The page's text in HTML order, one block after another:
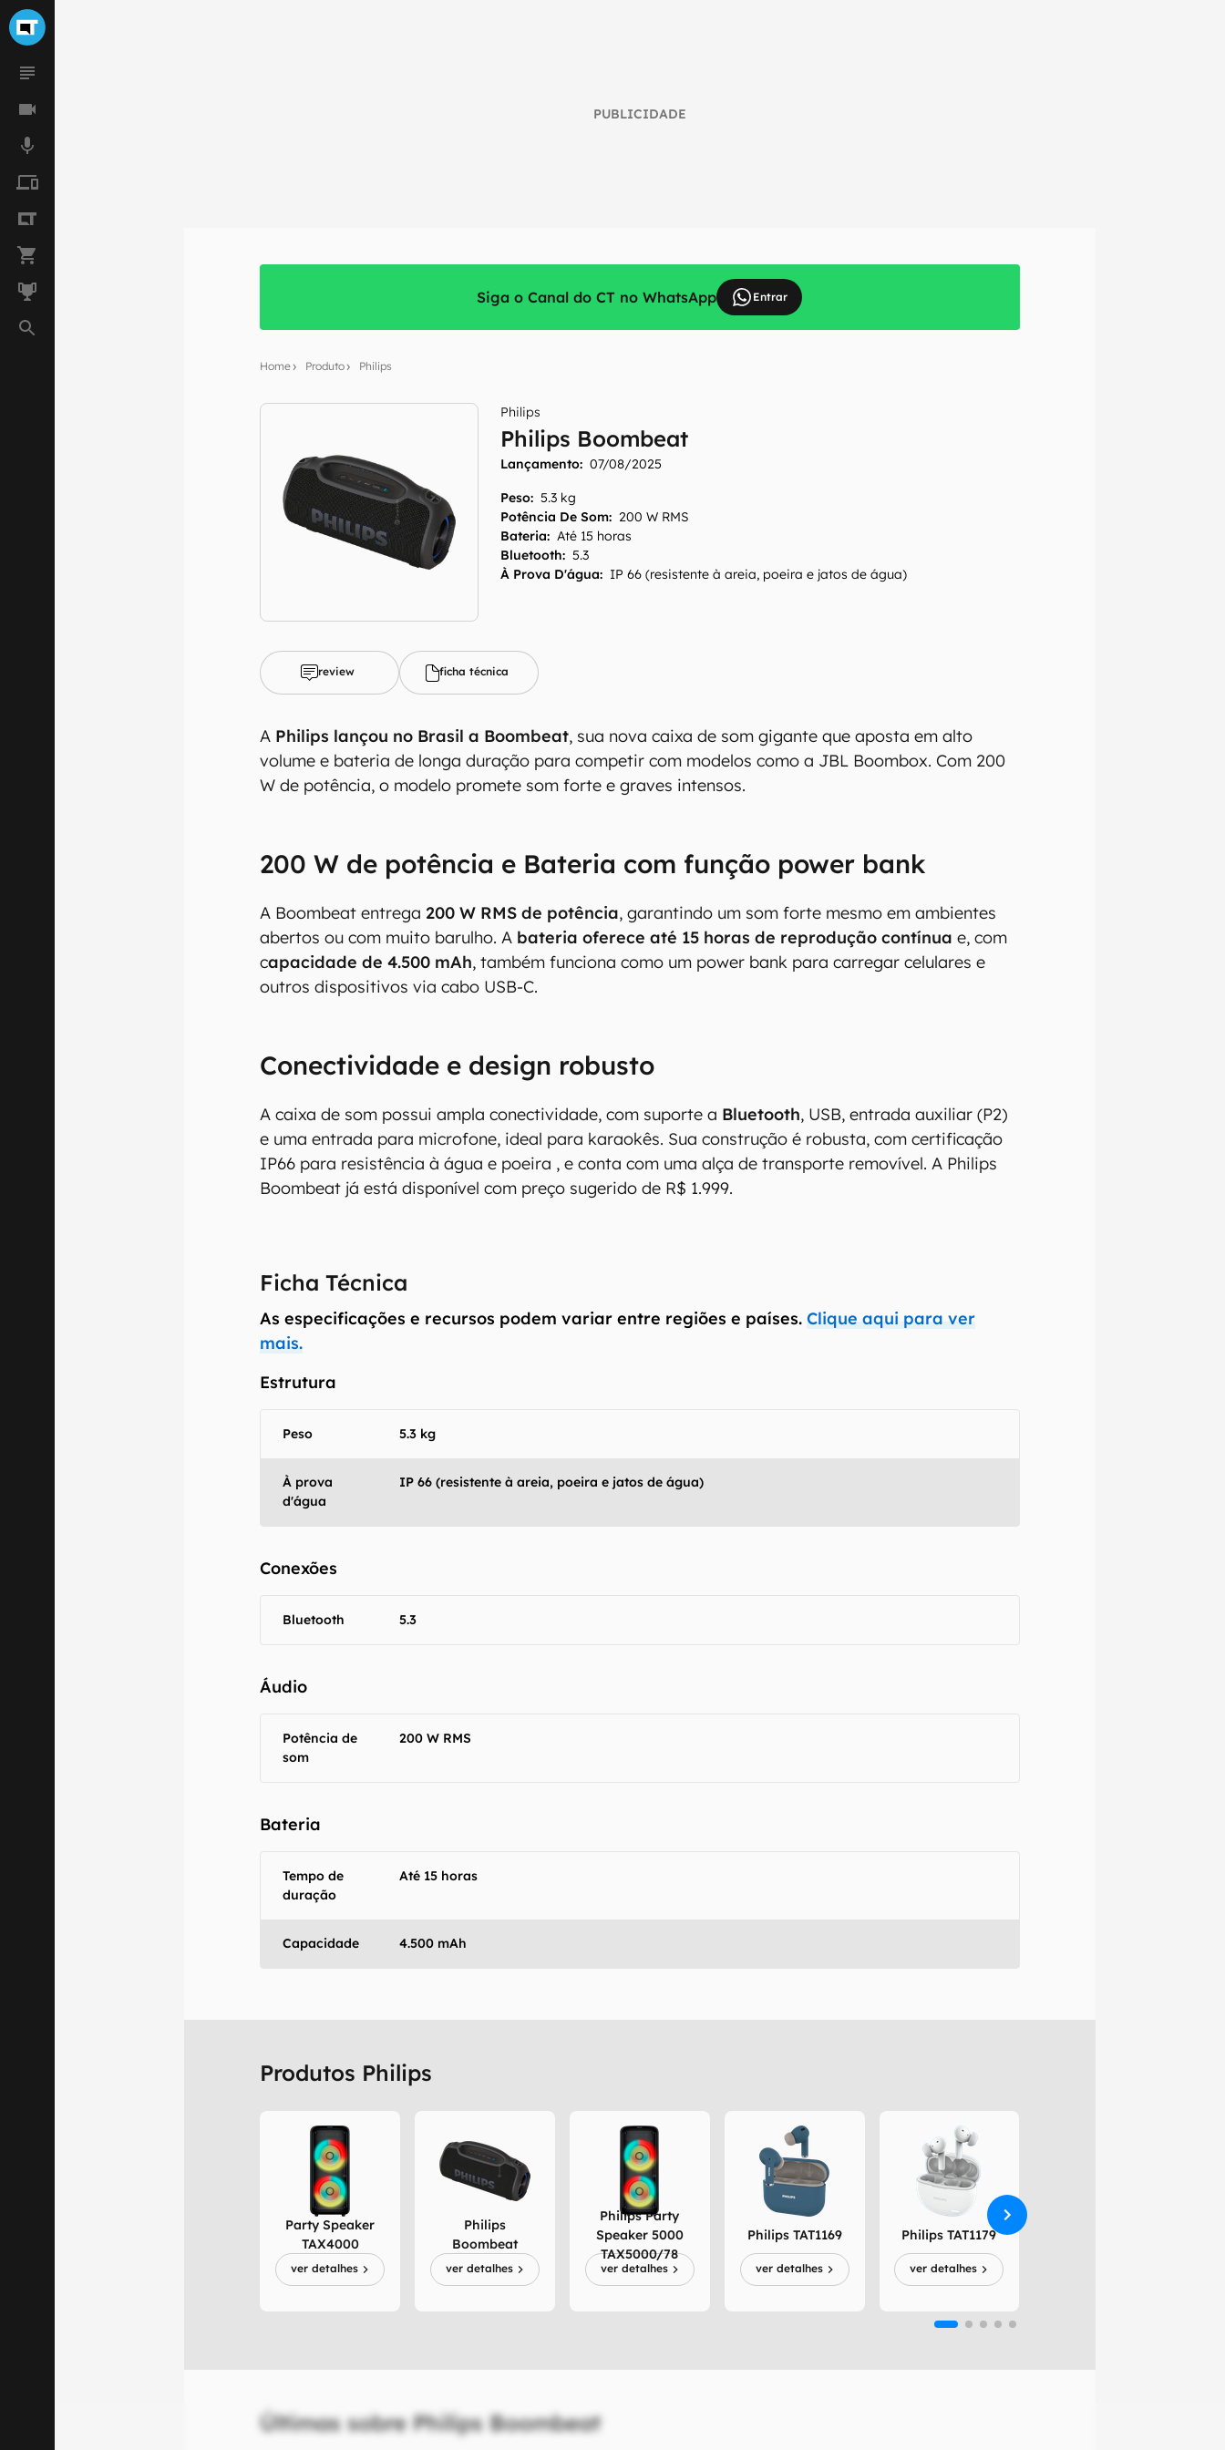
PUBLICIDADE
Siga o Canal do CT no WhatsApp Entrar
Home Produto Philips
Philips
Philips Boombeat
Lançamento: 07/08/2025
Peso: 5.3 kg
Potência De Som: 200 W RMS
Bateria: Até 15 horas
Bluetooth: 5.3
À Prova D'água: IP 66 (resistente à areia, poeira e jatos de água)
review ficha técnica
A Philips lançou no Brasil a Boombeat, sua nova caixa de som gigante que aposta em alto
volume e bateria de longa duração para competir com modelos como a JBL Boombox. Com 200
W de potência, o modelo promete som forte e graves intensos.
200 W de potência e Bateria com função power bank
A Boombeat entrega 200 W RMS de potência, garantindo um som forte mesmo em ambientes
abertos ou com muito barulho. A bateria oferece até 15 horas de reprodução contínua e, com
capacidade de 4.500 mAh, também funciona como um power bank para carregar celulares e
outros dispositivos via cabo USB-C.
Conectividade e design robusto
A caixa de som possui ampla conectividade, com suporte a Bluetooth, USB, entrada auxiliar (P2)
e uma entrada para microfone, ideal para karaokês. Sua construção é robusta, com certificação
IP66 para resistência à água e poeira , e conta com uma alça de transporte removível. A Philips
Boombeat já está disponível com preço sugerido de R$ 1.999.
Ficha Técnica
As especificações e recursos podem variar entre regiões e países. Clique aqui para ver
mais.
Estrutura
Peso 5.3 kg
À prova
d'água
IP 66 (resistente à areia, poeira e jatos de água)
Conexões
Bluetooth 5.3
Áudio
Potência de
som
200 W RMS
Bateria
Tempo de
duração
Até 15 horas
Capacidade 4.500 mAh
O Canaltech mantém esforço constante para encontrar e manter atualizadas as
informações presentes em nossas fichas técnicas, porém tenha em mente que
especificações e recursos podem variar entre regiões e países. Portanto,
Aviso legal: O Canaltech não se responsabiliza por quaisquer erros ou omissões, ou
fornecidas "como estão", sem qualquer garantia de precisão, detalhes, variações ou
Produtos Philips
Party Speaker
TAX4000
ver detalhes
Philips
Boombeat
ver detalhes
Philips Party
Speaker 5000
TAX5000/78
ver detalhes
Philips TAT1169
ver detalhes
Philips TAT1179
ver detalhes
Últimas sobre Philips Boombeat